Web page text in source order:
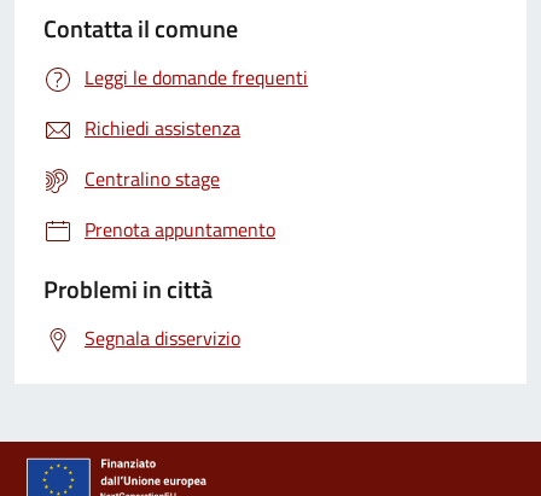
Contatta il comune
Leggi le domande frequenti
Richiedi assistenza
Centralino stage
Prenota appuntamento
Problemi in città
Segnala disservizio